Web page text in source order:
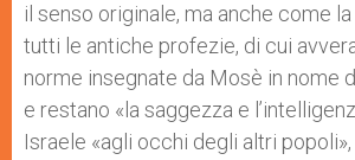
il senso originale, ma anche come
tutti le antiche profezie, di cui
norme insegnate da Mosè in nome
e restano «la saggezza e
Israele «agli occhi degli altri